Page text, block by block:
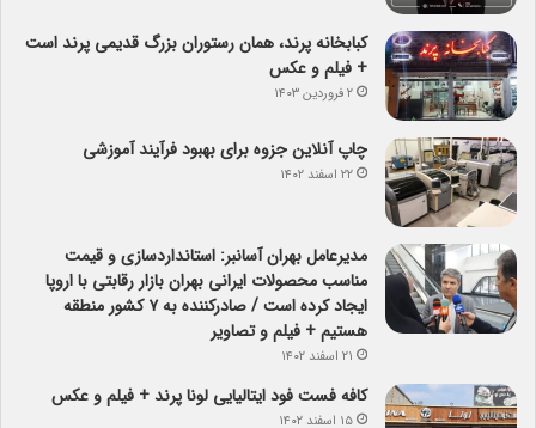
کبابخانه پرند، همان رستوران بزرگ قدیمی پرند است
+ فیلم و عکس
۲ فروردین ۱۴۰۳
چاپ آنلاین جزوه برای بهبود فرآیند آموزشی
۲۲ اسفند ۱۴۰۲
مدیرعامل بهران آسانبر: استانداردسازی و قیمت
مناسب محصولات ایرانی بهران بازار رقابتی با اروپا
ایجاد کرده است / صادرکننده به ۷ کشور منطقه
هستیم + فیلم و تصاویر
۲۱ اسفند ۱۴۰۲
کافه فست فود ایتالیایی لونا پرند + فیلم و عکس
۱۵ اسفند ۱۴۰۲